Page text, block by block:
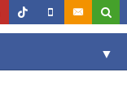
▼